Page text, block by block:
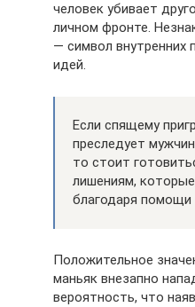
человек убивает
личном фронте.
— символ внутренних
идей.
Если спящему
преследует
то стоит
лишениям,
благодаря
Положительное
маньяк внезапно
вероятность, что